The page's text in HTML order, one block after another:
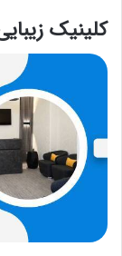
کلینیک